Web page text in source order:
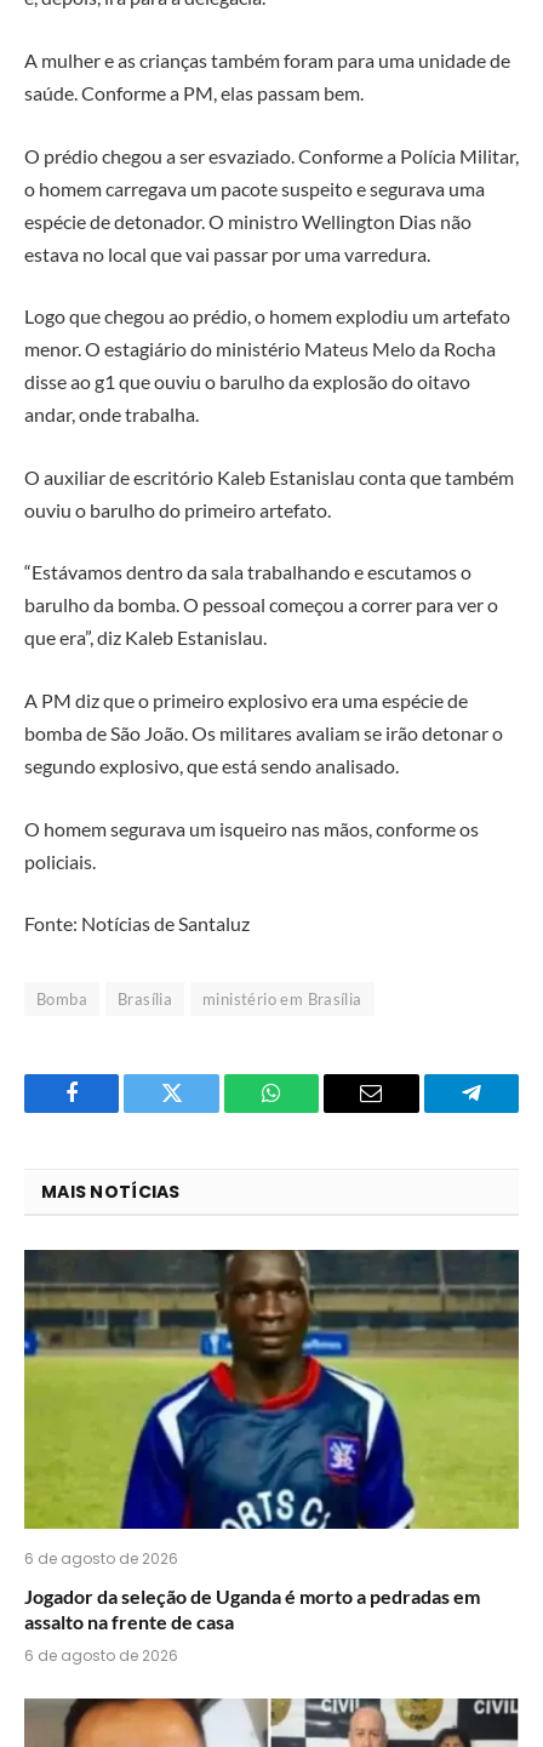
A mulher e as crianças também foram para uma unidade de
saúde. Conforme a PM, elas passam bem.
O prédio chegou a ser esvaziado. Conforme a Polícia Militar,
o homem carregava um pacote suspeito e segurava uma
espécie de detonador. O ministro Wellington Dias não
estava no local que vai passar por uma varredura.
Logo que chegou ao prédio, o homem explodiu um artefato
menor. O estagiário do ministério Mateus Melo da Rocha
disse ao g1 que ouviu o barulho da explosão do oitavo
andar, onde trabalha.
O auxiliar de escritório Kaleb Estanislau conta que também
ouviu o barulho do primeiro artefato.
“Estávamos dentro da sala trabalhando e escutamos o
barulho da bomba. O pessoal começou a correr para ver o
que era”, diz Kaleb Estanislau.
A PM diz que o primeiro explosivo era uma espécie de
bomba de São João. Os militares avaliam se irão detonar o
segundo explosivo, que está sendo analisado.
O homem segurava um isqueiro nas mãos, conforme os
policiais.
Fonte: Notícias de Santaluz
Bomba Brasília ministério em Brasília
Facebook Twitter
O
do
WhatsApp?
E-
MAIS NOTÍCIAS
6 de agosto de 2026
Jogador da seleção de Uganda é morto a pedradas em
assalto na frente de casa
6 de agosto de 2026